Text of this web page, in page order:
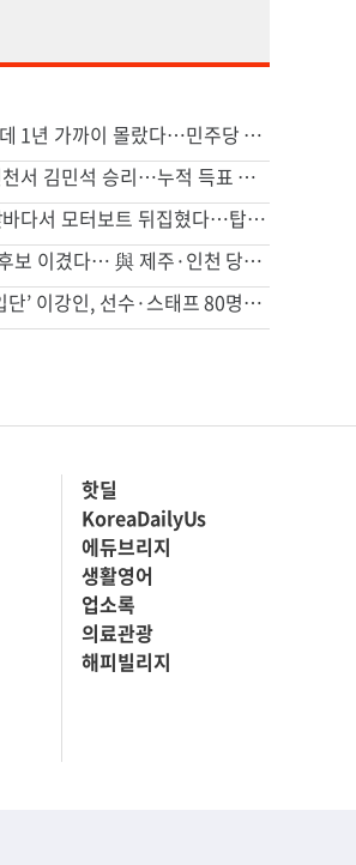
당원정보 샜는데 1년 가까이 몰랐다…민주당 “당시 이상없다 판단”
[속보] 제주·인천서 김민석 승리…누적 득표 정청래에 역전
여수 오동도 앞바다서 모터보트 뒤집혔다…탑승객 2명 사망
[속보] 김민석 후보 이겼다… 與 제주·인천 당원투표 승리
‘AT마드리드 입단’ 이강인, 선수·스태프 80명에 한식 만찬 대접
핫딜
KoreaDailyUs
에듀브리지
생활영어
업소록
의료관광
해피빌리지